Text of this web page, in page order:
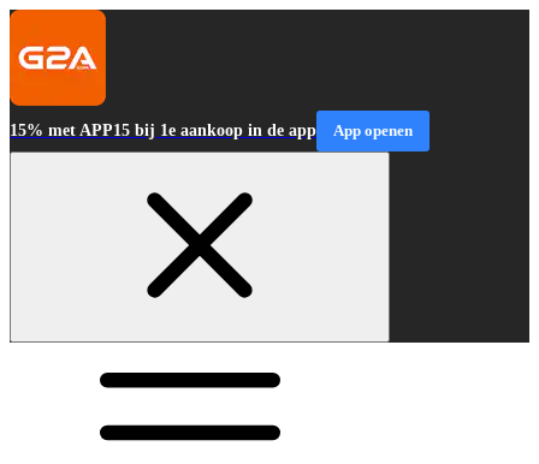
15% met APP15 bij 1e aankoop in de app App openen